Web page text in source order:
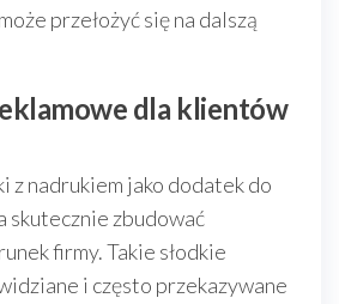
przełożyć się na dalszą
dla klientów
z nadrukiem jako dodatek do
skutecznie zbudować
firmy. Takie słodkie
i często przekazywane